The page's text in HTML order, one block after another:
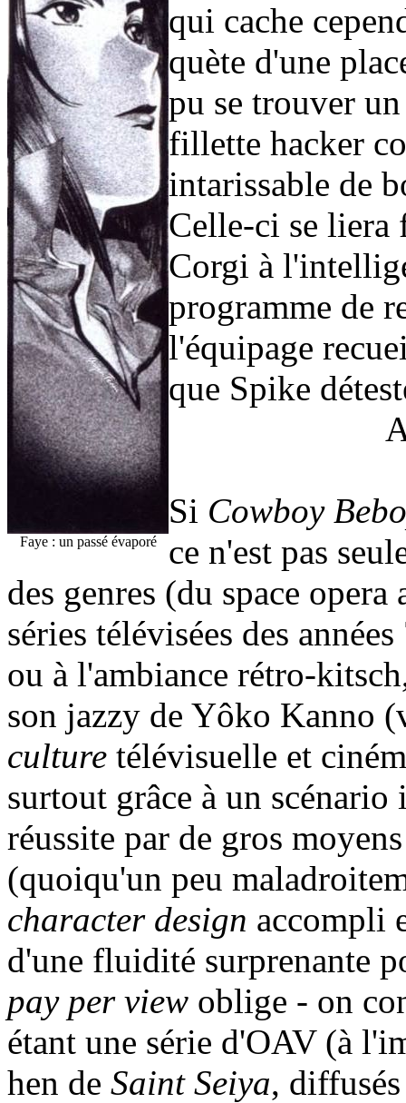
Faye : un passé évaporé
qui cache
quète d'une
pu se trouver
fillette hacker
intarissable de
Celle-ci se liera
Corgi à
programme de
l'équipage
que Spike
Si Cowboy
ce n'est pas
des genres (du space
séries télévisées des
ou à l'ambiance rétro-
son jazzy de Yôko Kanno
culture télévisuelle et
surtout grâce à un
réussite par de gros
(quoiqu'un peu
character design accompli
d'une fluidité surprenante
pay per view oblige - on
étant une série d'OAV (à
hen de Saint Seiya,